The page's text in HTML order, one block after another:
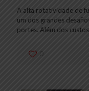
A alta rotatividade de
um dos grandes
portes. Além dos
0